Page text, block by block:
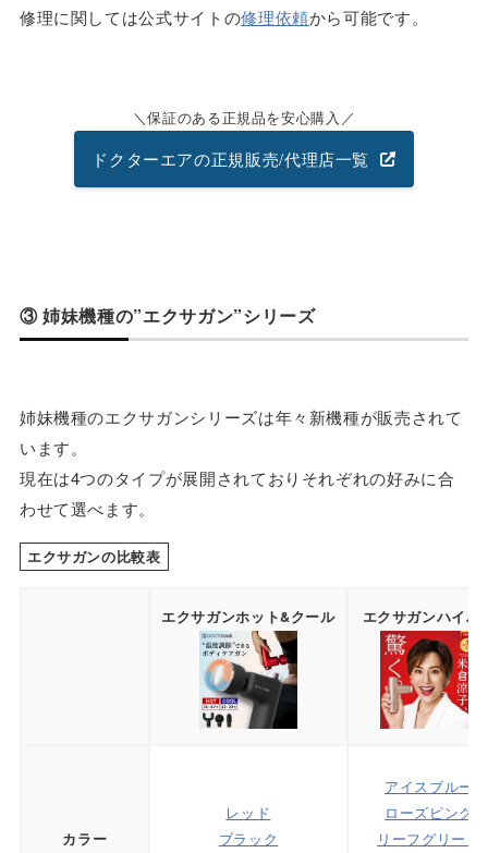
メーカー保証1年間 購入者による不具合でな
修理に関しては公式サイトの修理依頼から可能です。
保証のある正規品を安心購入
ドクターエアの正規販売/代理店一覧
③ 姉妹機種の”エクサガン”シリーズ
姉妹機種のエクサガンシリーズは年々新機種が販売されて
います。
現在は4つのタイプが展開されておりそれぞれの好みに合
わせて選べます。
エクサガンの比較表
エクサガンホット&クール エクサガンハイパ
カラー
レッド
ブラック
アイスブルー
ローズピンク
リーフグリーン